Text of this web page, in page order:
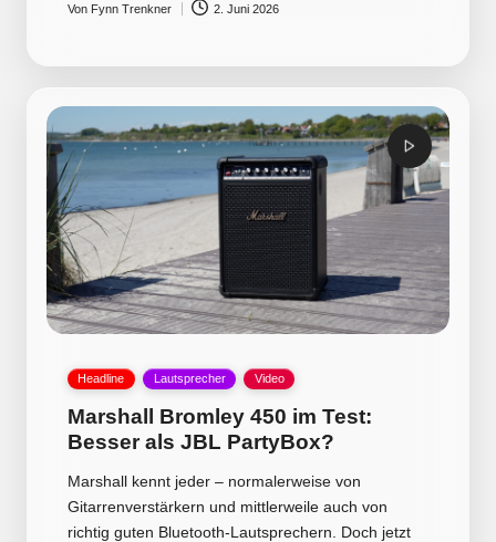
Posted
Von Fynn Trenkner 2. Juni 2026
Posted
Headline Lautsprecher Video
Marshall Bromley 450 im Test:
Besser als JBL PartyBox?
Marshall kennt jeder – normalerweise von
Gitarrenverstärkern und mittlerweile auch von
richtig guten Bluetooth-Lautsprechern. Doch jetzt